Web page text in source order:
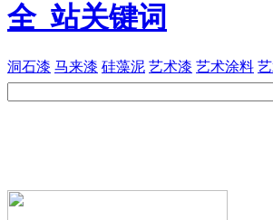
全 站关键词
洞石漆 马来漆 硅藻泥 艺术漆 艺术涂料